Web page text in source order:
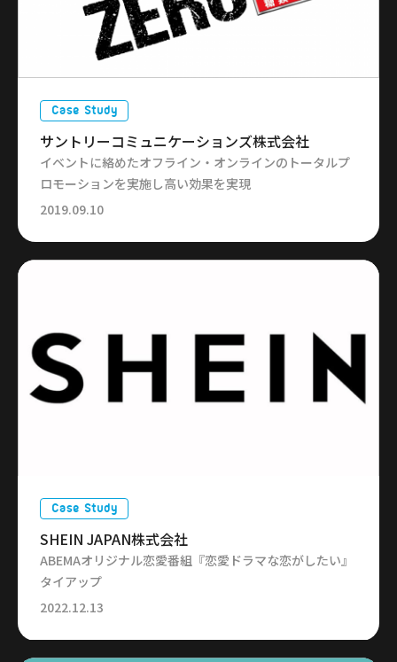
Case Study
サントリーコミュニケーションズ株式会社
イベントに絡めたオフライン・オンラインのトータルプ
ロモーションを実施し高い効果を実現
2019.09.10
Case Study
SHEIN JAPAN株式会社
ABEMAオリジナル恋愛番組『恋愛ドラマな恋がしたい』
タイアップ
2022.12.13